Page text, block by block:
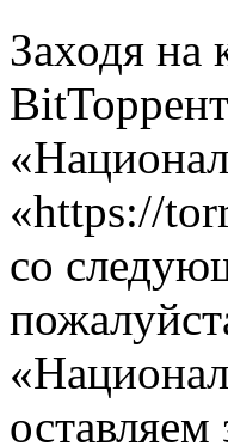
Заходя на
«https://
со